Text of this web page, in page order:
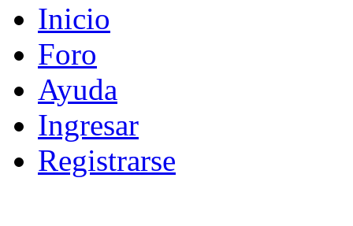
Inicio
Foro
Ayuda
Ingresar
Registrarse